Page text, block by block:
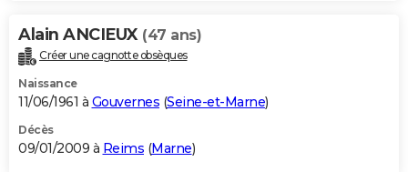
Alain ANCIEUX (47 ans)
Créer une cagnotte obsèques
Naissance
11/06/1961 à Gouvernes (Seine-et-Marne)
Décès
09/01/2009 à Reims (Marne)